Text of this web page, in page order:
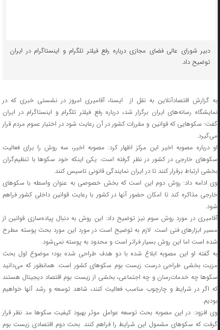
دبیر شورای عالی فضای مجازی درباره رفع فیلتر تلگرام و اینستاگرام در ایران
توضیح داد.
به گزارش اقتصادآنلاین به نقل از ایسنا، آقامیری امروز در نشستی خبری که در
نمایشگاه رسانه‌های ایران برگزار شد، درباره رفع فیلتر تلگرام و اینستاگرام در ایران
گفت: سکوهایی که قوانین و مقررات کشور در آن رعایت شود در اختیار عموم مردم قرار
می‌گیرد.
او درباره مصوبه اخیر این مرکز اظهار کرد: مصوبه اخیر، سه روش را برای فعالیت
سکوهای خارجی در کشور در نظر گرفته است. یکی اینکه خود سکوها با تنظیم‌گران
بخشی ارتباط برقرار کنند تا در ایران نمایندگی قانونی تاسیس کنند.
وی ادامه داد: روش دوم این است که بخش خصوصی به عنوان واسطه با سکوهای
خارجی مذاکره کند تا امکان حضور آنها در کشور با رعایت قوانین داخلی کشور فراهم
شود.
آقامیری در مورد روش سوم نیز توضیح داد: این روش به دنبال پیاده‌سازی قوانین از
مسیر ابزارهای فنی است. لازم به توضیح است در مورد این مورد بحث پوسته مطرح
شده است اما این روش بسیار فراتر است و محدود به پوسته نمی‌شود.
به گفته او این مصوبه ابلاغ شده با دو هدف طراحی شده بود؛ موضوع اول بحث
مزیت بخشی طراحی درست زیست بوم سکوهای کشور است. همانطور که می‌دانید
سکوها چه خدمات‌رسان و چه اجتماعی، بخشی از زیست بوم اقتصاد دیجیتال هستند
که اگر در شرایط و چارچوب مناسب فعالیت کنند، شاهد توسعه و رشد آنها خواهیم
بودیم.
وی افزود: در این مصوبه بحث توسعه عوامل موثر بهبود کیفیت سکوها مد نظر قرار
گرفت که سکوهای مشمول این شرایط را فراهم کنند. بحث دوم اقتصادی زیست بوم